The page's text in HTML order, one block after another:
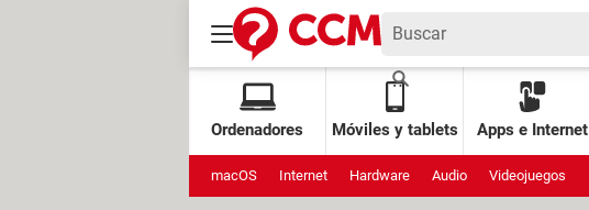
Ordenadores Móviles y tablets Apps e Internet
macOS Internet Hardware Audio Videojuegos